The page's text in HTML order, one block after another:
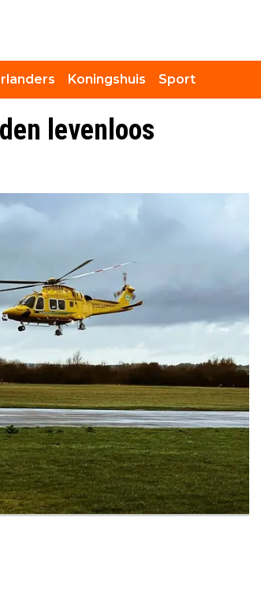
Koningshuis Sport
levenloos